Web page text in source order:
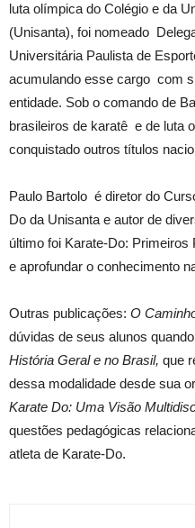
luta olímpica do Colégio e da
(Unisanta), foi nomeado
Universitária Paulista de
acumulando esse cargo com
entidade. Sob o comando de
brasileiros de karatê e de luta
conquistado outros títulos
Paulo Bartolo é diretor do
Do da Unisanta e autor de
último foi Karate-Do:
e aprofundar o conhecimento
Outras publicações: O
dúvidas de seus alunos
História Geral e no Brasil, que
dessa modalidade desde sua
Karate Do: Uma Visão
questões pedagógicas
atleta de Karate-Do.